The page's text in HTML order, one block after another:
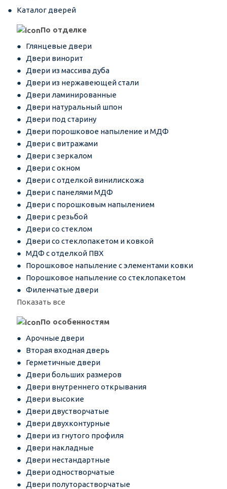
Каталог дверей
По отделке
Глянцевые двери
Двери винорит
Двери из массива дуба
Двери из нержавеющей стали
Двери ламинированные
Двери натуральный шпон
Двери под старину
Двери порошковое напыление и МДФ
Двери с витражами
Двери с зеркалом
Двери с окном
Двери с отделкой винилискожа
Двери с панелями МДФ
Двери с порошковым напылением
Двери с резьбой
Двери со стеклом
Двери со стеклопакетом и ковкой
МДФ с отделкой ПВХ
Порошковое напыление с элементами ковки
Порошковое напыление со стеклопакетом
Филенчатые двери
Показать все
По особенностям
Арочные двери
Вторая входная дверь
Герметичные двери
Двери больших размеров
Двери внутреннего открывания
Двери высокие
Двери двустворчатые
Двери двухконтурные
Двери из гнутого профиля
Двери накладные
Двери нестандартные
Двери одностворчатые
Двери полуторастворчатые